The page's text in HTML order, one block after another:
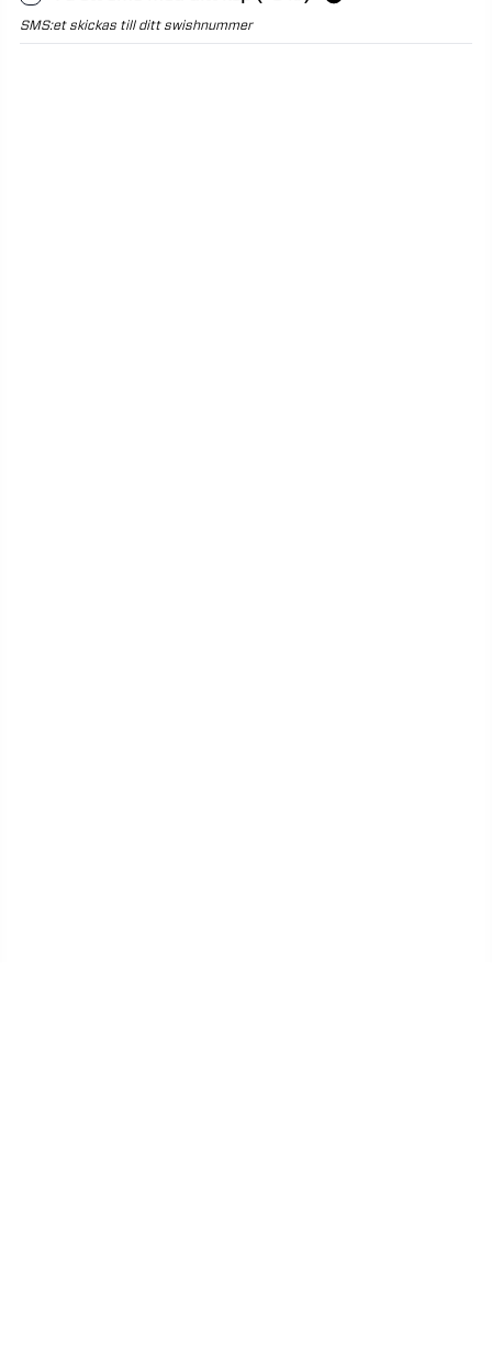
SMS:et skickas till ditt swishnummer